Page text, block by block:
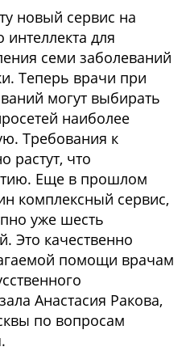
новый сервис на
интеллекта для
семи заболеваний
Теперь врачи при
могут выбирать
наиболее
Требования к
растут, что
Еще в прошлом
комплексный сервис,
уже шесть
Это качественно
помощи врачам
Анастасия Ракова,
по вопросам